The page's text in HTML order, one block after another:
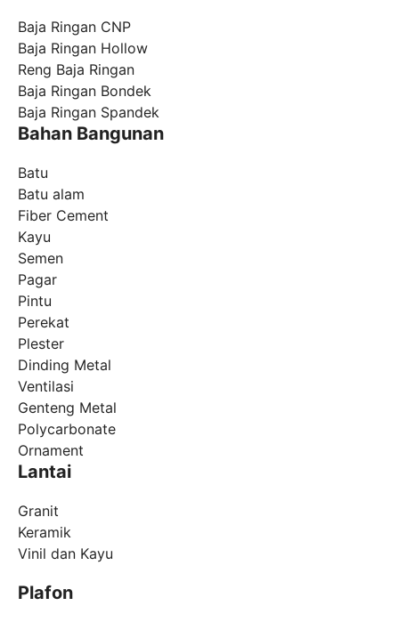
Baja Ringan CNP
Baja Ringan Hollow
Reng Baja Ringan
Baja Ringan Bondek
Baja Ringan Spandek
Bahan Bangunan
Batu
Batu alam
Fiber Cement
Kayu
Semen
Pagar
Pintu
Perekat
Plester
Dinding Metal
Ventilasi
Genteng Metal
Polycarbonate
Ornament
Lantai
Granit
Keramik
Vinil dan Kayu
Plafon